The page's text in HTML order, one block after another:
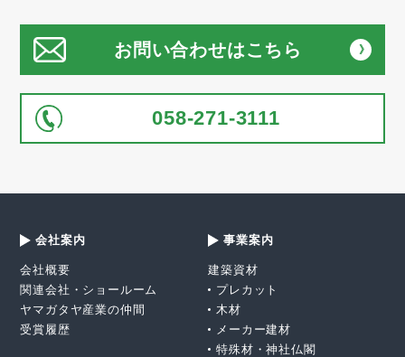
お問い合わせはこちら
058-271-3111
会社案内
会社概要
関連会社・ショールーム
ヤマガタヤ産業の仲間
受賞履歴
事業案内
建築資材
プレカット
木材
メーカー建材
特殊材・神社仏閣